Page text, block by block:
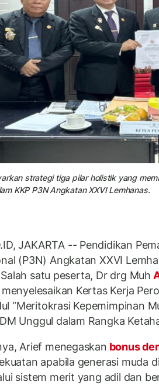
strategi tiga pilar holistik yang
KKP P3N Angkatan XXVI Lemhanas.
JAKARTA -- Pendidikan
(P3N) Angkatan XXVI
satu peserta, Dr drg Muh
Kertas Kerja
“Meritokrasi Kepemimpinan
Unggul dalam Rangka
Arief menegaskan bonus
apabila generasi muda
sistem merit yang adil dan